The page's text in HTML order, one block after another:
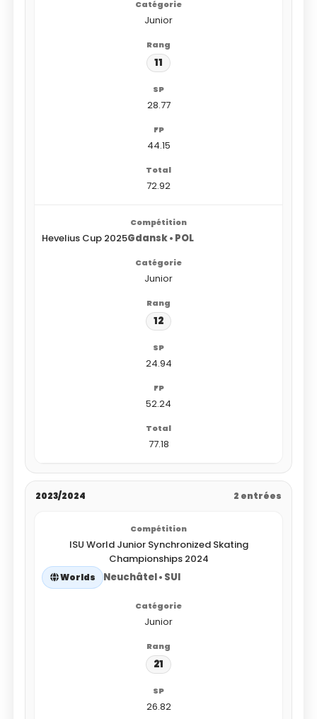
Junior
11
28.77
44.15
72.92
Hevelius Cup 2025Gdansk • POL
Junior
12
24.94
52.24
77.18
2023/2024 2 entrées
ISU World Junior Synchronized Skating
Championships 2024
Worlds Neuchâtel • SUI
Junior
21
26.82